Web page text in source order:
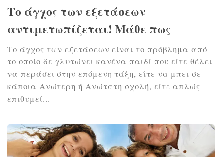
Το άγχος των εξετάσεων
αντιμετωπίζεται! Μάθε πως
Το άγχος των εξετάσεων είναι το πρόβλημα από
το οποίο δε γλυτώνει κανένα παιδί που είτε θέλει
να περάσει στην επόμενη τάξη, είτε να μπει σε
κάποια Ανώτερη ή Ανώτατη σχολή, είτε απλώς
επιθυμεί...